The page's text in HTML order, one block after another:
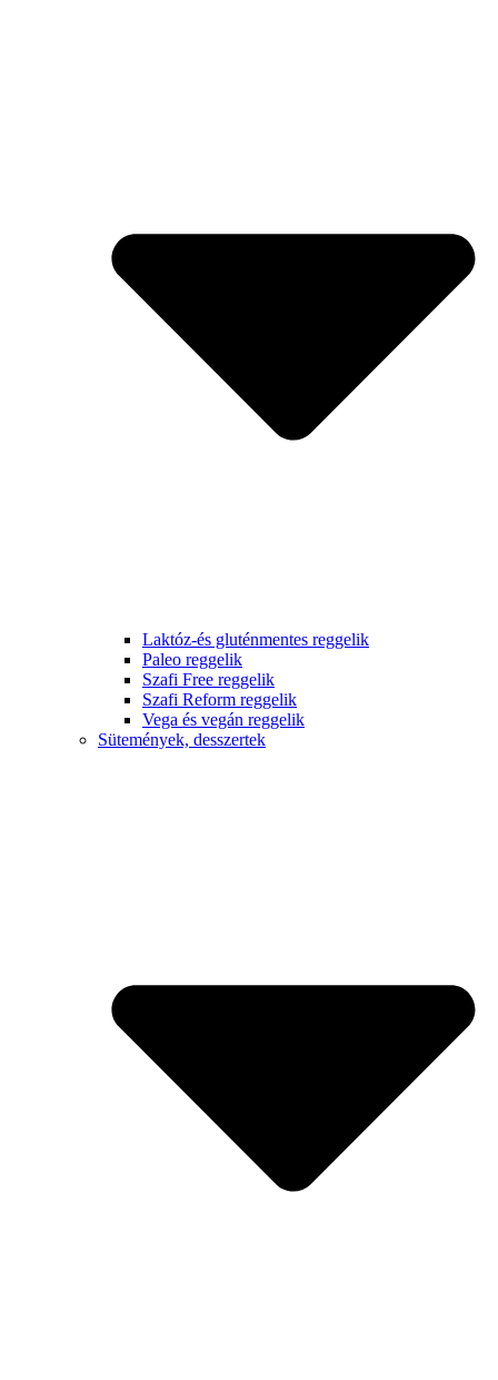
Laktóz-és gluténmentes reggelik
Paleo reggelik
Szafi Free reggelik
Szafi Reform reggelik
Vega és vegán reggelik
Sütemények, desszertek